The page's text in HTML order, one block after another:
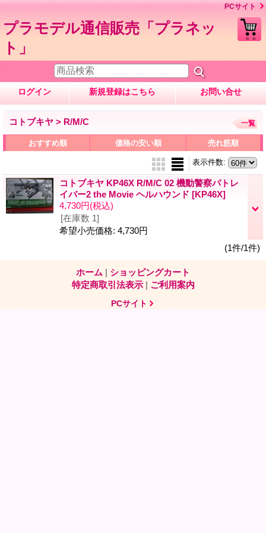
PCサイト
プラモデル通信販売「プラネッ
ト」
ログイン 新規登録はこちら お問い合せ
コトブキヤ > R/M/C 一覧
おすすめ順 価格の安い順 売れ筋順
表示件数:
コトブキヤ KP46X R/M/C 02 機動警察パトレ
イバー2 the Movie ヘルハウンド [KP46X]
4,730円(税込)
[在庫数 1]
希望小売価格: 4,730円
(1件/1件)
ホーム | ショッピングカート
特定商取引法表示 | ご利用案内
PCサイト